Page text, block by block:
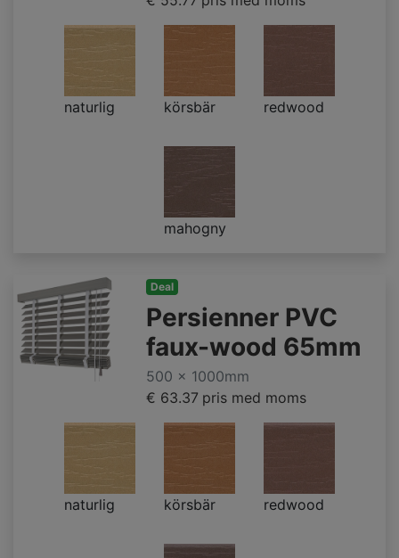
naturlig körsbär redwood
mahogny
Deal
Persienner PVC
faux-wood 65mm
500 x 1000mm
€ 63.37 pris med moms
naturlig körsbär redwood